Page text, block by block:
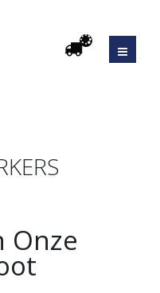
Onze